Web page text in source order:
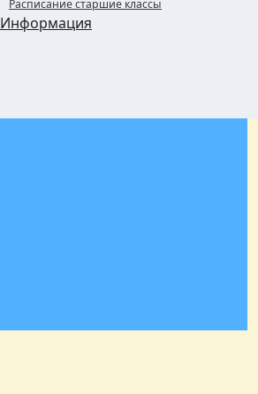
Расписание старшие классы
Информация